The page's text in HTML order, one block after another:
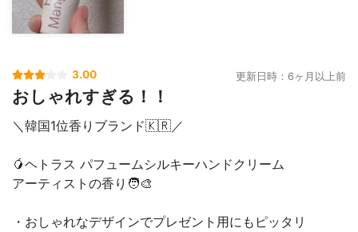
3.00 更新日時：6ヶ月以上前
おしゃれすぎる！！
＼韓国1位香りブランド🇰🇷／
🥭ヘトラス パフュームシルキーハンドクリーム
アーティストの香り🧑‍🎨
・おしゃれなデザインでプレゼント用にもピッタリ